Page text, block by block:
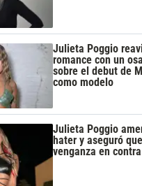
Julieta Poggio
romance con un
sobre el debut de
como modelo
Julieta Poggio
hater y aseguró
venganza en